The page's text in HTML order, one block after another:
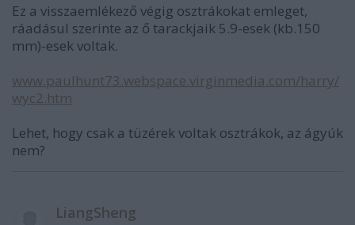
Ez a visszaemlékező végig osztrákokat emleget,
ráadásul szerinte az ő tarackjaik 5.9-esek (kb.150
mm)-esek voltak.
www.paulhunt73.webspace.virginmedia.com/harry/
wyc2.htm
Lehet, hogy csak a tüzérek voltak osztrákok, az ágyúk
nem?
LiangSheng